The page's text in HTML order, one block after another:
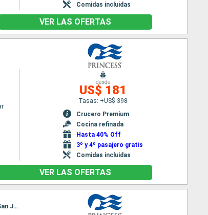
Comidas incluidas
VER LAS OFERTAS
desde
US$ 181
Tasas: +US$ 398
Crucero Premium
Cocina refinada
Hasta 40% Off
3º y 4º pasajero gratis
Comidas incluidas
VER LAS OFERTAS
Itinerario : San Juan, San Thomas, Saint Martin (Antilles Néerlandaises), Antigua, Dominica, Barbados, San Juan